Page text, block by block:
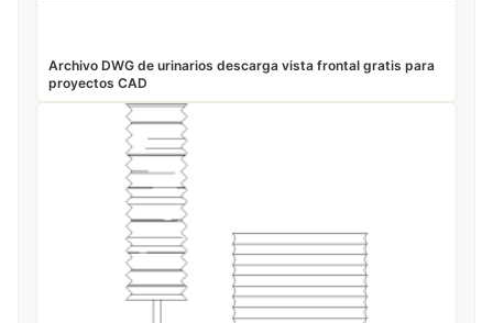
Archivo DWG de urinarios descarga vista frontal gratis para
proyectos CAD